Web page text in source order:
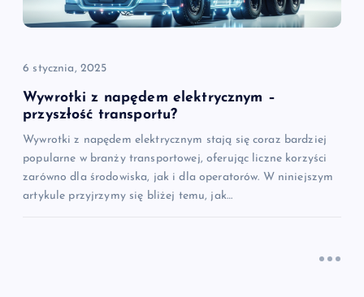
p
s
u
6 stycznia, 2025
Wywrotki z napędem elektrycznym –
przyszłość transportu?
Wywrotki z napędem elektrycznym stają się coraz bardziej
popularne w branży transportowej, oferując liczne korzyści
zarówno dla środowiska, jak i dla operatorów. W niniejszym
artykule przyjrzymy się bliżej temu, jak…